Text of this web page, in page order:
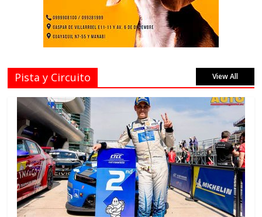
Pista y Circuito View All